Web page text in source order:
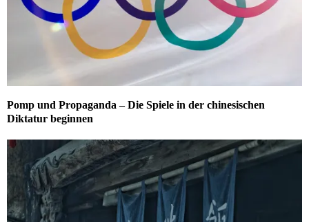
Pomp und Propaganda – Die Spiele in der chinesischen
Diktatur beginnen